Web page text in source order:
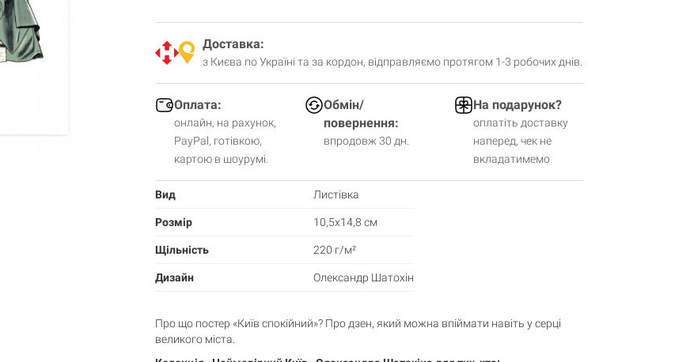
Доставка:
з Києва по Україні та за кордон, відправляємо протягом 1-3 робочих днів.
Оплата:
онлайн, на рахунок,
PayPal, готівкою,
картою в шоурумі.
Обмін/
повернення:
впродовж 30 дн.
На подарунок?
оплатіть доставку
наперед, чек не
вкладатимемо
Вид Листівка
Розмір 10,5х14,8 см
Щільність 220 г/м²
Дизайн Олександр Шатохін
Про що постер «Київ спокійний»? Про дзен, який можна впіймати навіть у серці
великого міста.